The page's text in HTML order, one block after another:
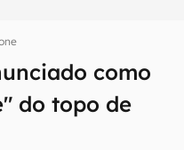
como
do topo de
em primeira